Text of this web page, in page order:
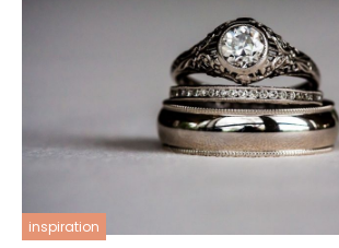
inspiration